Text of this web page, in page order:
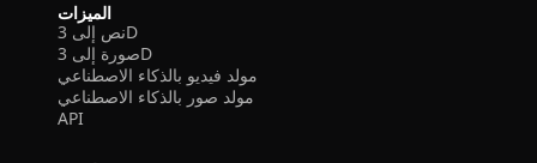
الميزات
نص إلى 3D
صورة إلى 3D
مولد فيديو بالذكاء الاصطناعي
مولد صور بالذكاء الاصطناعي
API